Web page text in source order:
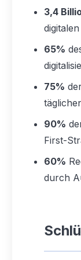
3,4
65%
75%
90%
First-
60%
durch